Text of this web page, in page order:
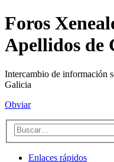
Foros
Apellidos de
Intercambio de información
Galicia
Obviar
Enlaces rápidos